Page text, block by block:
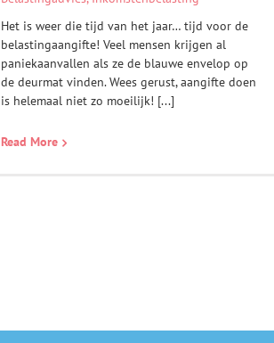
Het is weer die tijd van het jaar… tijd voor de
belastingaangifte! Veel mensen krijgen al
paniekaanvallen als ze de blauwe envelop op
de deurmat vinden. Wees gerust, aangifte doen
is helemaal niet zo moeilijk! [...]
Read More